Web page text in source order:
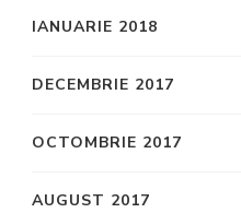
IANUARIE 2018
DECEMBRIE 2017
OCTOMBRIE 2017
AUGUST 2017